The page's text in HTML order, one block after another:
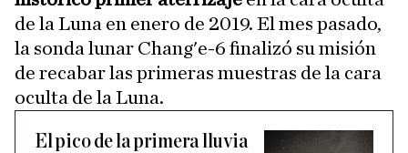
de la Luna en enero de 2019. El mes pasado,
la sonda lunar Chang'e-6 finalizó su misión
de recabar las primeras muestras de la cara
oculta de la Luna.
El pico de la primera lluvia